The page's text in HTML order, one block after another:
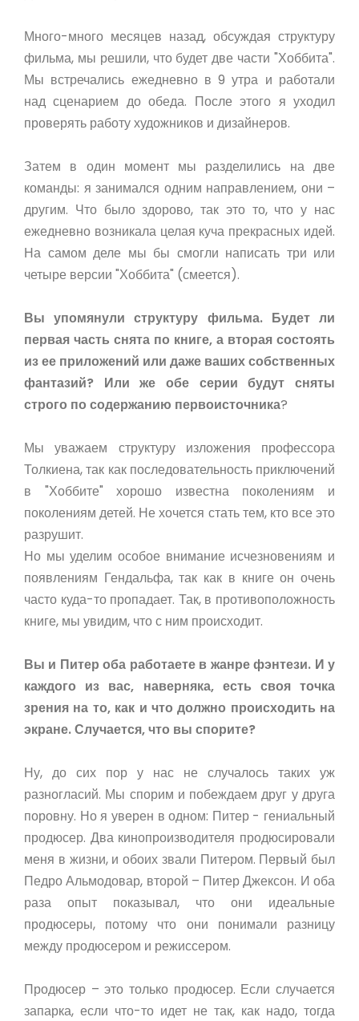
Много-много месяцев назад, обсуждая структуру
фильма, мы решили, что будет две части "Хоббита".
Мы встречались ежедневно в 9 утра и работали
над сценарием до обеда. После этого я уходил
проверять работу художников и дизайнеров.
Затем в один момент мы разделились на две
команды: я занимался одним направлением, они –
другим. Что было здорово, так это то, что у нас
ежедневно возникала целая куча прекрасных идей.
На самом деле мы бы смогли написать три или
четыре версии "Хоббита" (смеется).
Вы упомянули структуру фильма. Будет ли
первая часть снята по книге, а вторая состоять
из ее приложений или даже ваших собственных
фантазий? Или же обе серии будут сняты
строго по содержанию первоисточника?
Мы уважаем структуру изложения профессора
Толкиена, так как последовательность приключений
в "Хоббите" хорошо известна поколениям и
поколениям детей. Не хочется стать тем, кто все это
разрушит.
Но мы уделим особое внимание исчезновениям и
появлениям Гендальфа, так как в книге он очень
часто куда-то пропадает. Так, в противоположность
книге, мы увидим, что с ним происходит.
Вы и Питер оба работаете в жанре фэнтези. И у
каждого из вас, наверняка, есть своя точка
зрения на то, как и что должно происходить на
экране. Случается, что вы спорите?
Ну, до сих пор у нас не случалось таких уж
разногласий. Мы спорим и побеждаем друг у друга
поровну. Но я уверен в одном: Питер - гениальный
продюсер. Два кинопроизводителя продюсировали
меня в жизни, и обоих звали Питером. Первый был
Педро Альмодовар, второй – Питер Джексон. И оба
раза опыт показывал, что они идеальные
продюсеры, потому что они понимали разницу
между продюсером и режиссером.
Продюсер – это только продюсер. Если случается
запарка, если что-то идет не так, как надо, тогда